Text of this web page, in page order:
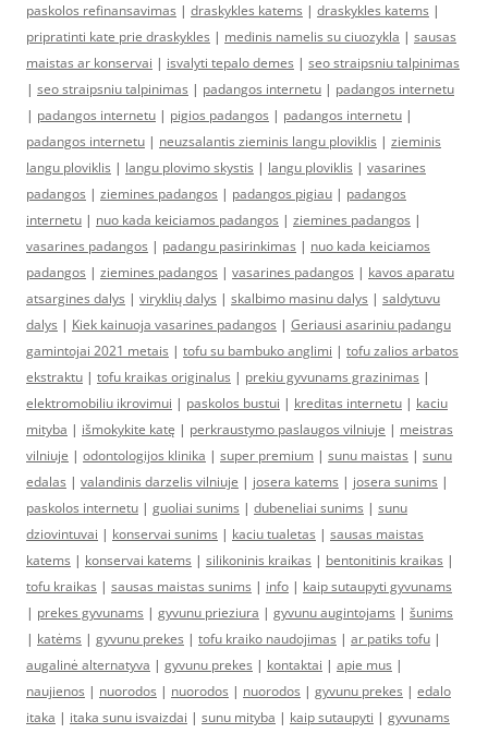
paskolos refinansavimas | draskykles katems | draskykles katems |
pripratinti kate prie draskykles | medinis namelis su ciuozykla | sausas
maistas ar konservai | isvalyti tepalo demes | seo straipsniu talpinimas
| seo straipsniu talpinimas | padangos internetu | padangos internetu
| padangos internetu | pigios padangos | padangos internetu |
padangos internetu | neuzsalantis zieminis langu ploviklis | zieminis
langu ploviklis | langu plovimo skystis | langu ploviklis | vasarines
padangos | ziemines padangos | padangos pigiau | padangos
internetu | nuo kada keiciamos padangos | ziemines padangos |
vasarines padangos | padangu pasirinkimas | nuo kada keiciamos
padangos | ziemines padangos | vasarines padangos | kavos aparatu
atsargines dalys | viryklių dalys | skalbimo masinu dalys | saldytuvu
dalys | Kiek kainuoja vasarines padangos | Geriausi asariniu padangu
gamintojai 2021 metais | tofu su bambuko anglimi | tofu zalios arbatos
ekstraktu | tofu kraikas originalus | prekiu gyvunams grazinimas |
elektromobiliu ikrovimui | paskolos bustui | kreditas internetu | kaciu
mityba | išmokykite katę | perkraustymo paslaugos vilniuje | meistras
vilniuje | odontologijos klinika | super premium | sunu maistas | sunu
edalas | valandinis darzelis vilniuje | josera katems | josera sunims |
paskolos internetu | guoliai sunims | dubeneliai sunims | sunu
dziovintuvai | konservai sunims | kaciu tualetas | sausas maistas
katems | konservai katems | silikoninis kraikas | bentonitinis kraikas |
tofu kraikas | sausas maistas sunims | info | kaip sutaupyti gyvunams
| prekes gyvunams | gyvunu prieziura | gyvunu augintojams | šunims
| katėms | gyvunu prekes | tofu kraiko naudojimas | ar patiks tofu |
augalinė alternatyva | gyvunu prekes | kontaktai | apie mus |
naujienos | nuorodos | nuorodos | nuorodos | gyvunu prekes | edalo
itaka | itaka sunu isvaizdai | sunu mityba | kaip sutaupyti | gyvunams